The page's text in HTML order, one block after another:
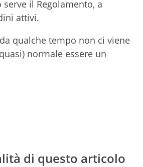
il Regolamento, a
attivi.
qualche tempo non ci viene
normale essere un
di questo articolo